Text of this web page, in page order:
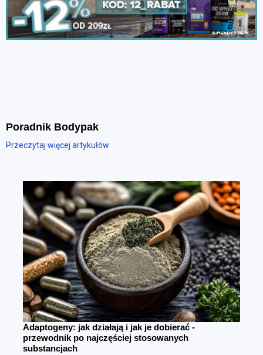
Poradnik Bodypak
Przeczytaj więcej artykułów
Adaptogeny: jak działają i jak je dobierać -
przewodnik po najczęściej stosowanych
substancjach